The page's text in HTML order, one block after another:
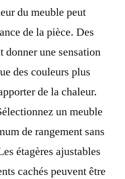
du meuble peut
de la pièce. Des
donner une sensation
des couleurs plus
de la chaleur.
un meuble
de rangement sans
étagères ajustables
cachés peuvent être